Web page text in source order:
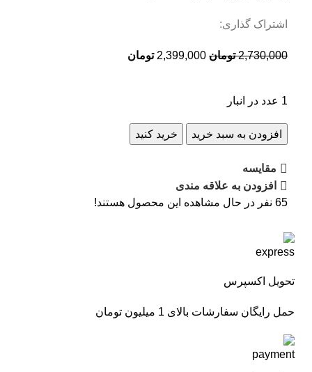
اشتراک گذاری:
2,730,000 تومان 2,399,000 تومان
1 عدد در انبار
افزودن به سبد خرید خرید کنید
مقایسه
افزودن به علاقه مندی
65 نفر در حال مشاهده این محصول هستند!
تحویل اکسپرس
حمل رایگان سفارشات بالای 1 میلیون تومان